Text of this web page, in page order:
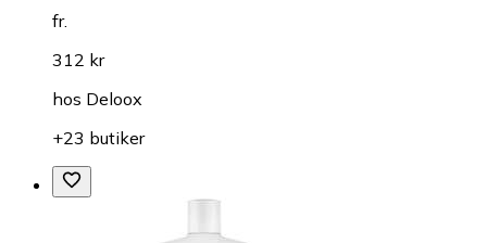
fr.
312 kr
hos Deloox
+23 butiker